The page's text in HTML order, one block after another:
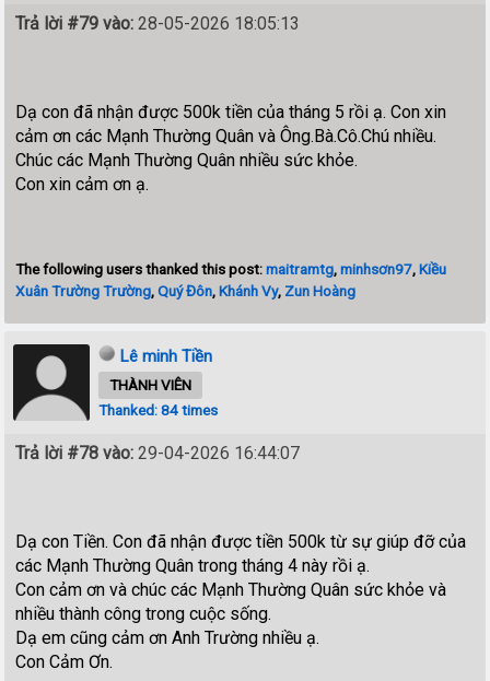
Trả lời #79 vào: 28-05-2026 18:05:13
Dạ con đã nhận được 500k tiền của tháng 5 rồi ạ. Con xin
cảm ơn các Mạnh Thường Quân và Ông.Bà.Cô.Chú nhiều.
Chúc các Mạnh Thường Quân nhiều sức khỏe.
Con xin cảm ơn ạ.
The following users thanked this post:maitramtg,minhsơn97,Kiều
Xuân Trường Trường,Quý Đôn,Khánh Vy, Zun Hoàng
Lê minh Tiền
THÀNH VIÊN
Thanked: 84 times
Trả lời #78 vào: 29-04-2026 16:44:07
Dạ con Tiền. Con đã nhận được tiền 500k từ sự giúp đỡ của
các Mạnh Thường Quân trong tháng 4 này rồi ạ.
Con cảm ơn và chúc các Mạnh Thường Quân sức khỏe và
nhiều thành công trong cuộc sống.
Dạ em cũng cảm ơn Anh Trường nhiều ạ.
Con Cảm Ơn.